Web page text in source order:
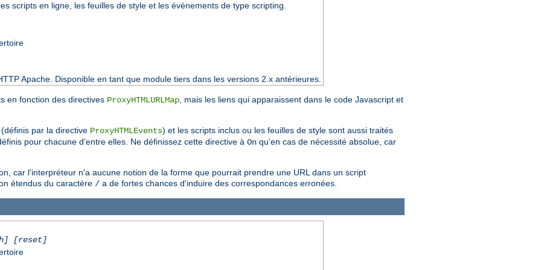
scripts en ligne, les feuilles de style et les évènements de type scripting.
Apache. Disponible en tant que module tiers dans les versions 2.x antérieures.
en fonction des directives ProxyHTMLURLMap , mais les liens qui apparaissent dans le code Javascript et
par la directive ProxyHTMLEvents) et les scripts inclus ou les feuilles de style sont aussi traités
pour chacune d'entre elles. Ne définissez cette directive à On qu'en cas de nécessité absolue, car
car l'interpréteur n'a aucune notion de la forme que pourrait prendre une URL dans un script
étendus du caractère / a de fortes chances d'induire des correspondances erronées.
[reset]